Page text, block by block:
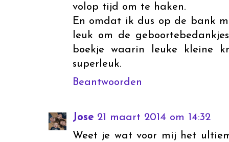
volop tijd om te haken.
En omdat ik dus op de bank
leuk om de
boekje waarin leuke kleine
superleuk.
Beantwoorden
Jose 21 maart 2014 om 14:32
Weet je wat voor mij het